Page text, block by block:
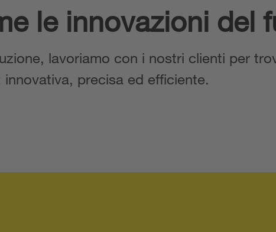
le innovazioni del
lavoriamo con i nostri clienti per
precisa ed efficiente.